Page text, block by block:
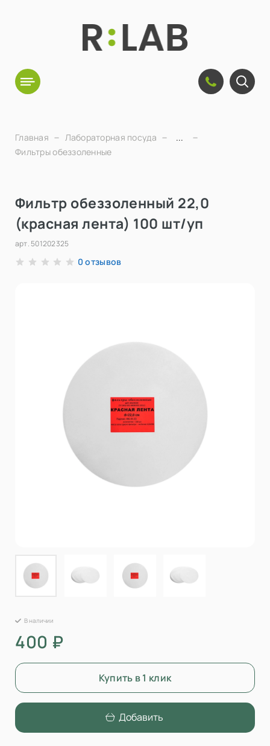
Главная Лабораторная посуда
...
Фильтры обеззоленные
Фильтр обеззоленный 22,0
(красная лента) 100 шт/уп
арт. 501202325
0 отзывов
В наличии
400 ₽
Купить в 1 клик
Добавить